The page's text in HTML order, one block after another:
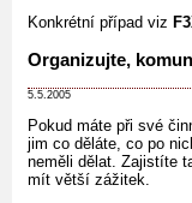
Konkrétní případ viz
Organizujte,
5.5.2005
Pokud máte při své
jim co děláte, co po
neměli dělat. Zajistíte
mít větší zážitek.